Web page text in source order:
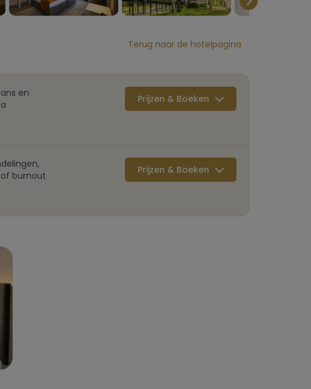
Terug naar de hotelpagina
en
Prijzen & Boeken
burnout
Prijzen & Boeken